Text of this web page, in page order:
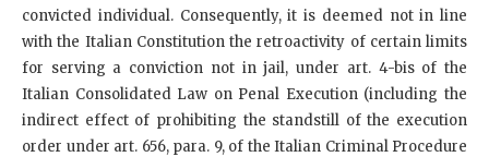
convicted individual. Consequently, it is deemed not in line
with the Italian Constitution the retroactivity of certain limits
for serving a conviction not in jail, under art. 4-bis of the
Italian Consolidated Law on Penal Execution (including the
indirect effect of prohibiting the standstill of the execution
order under art. 656, para. 9, of the Italian Criminal Procedure